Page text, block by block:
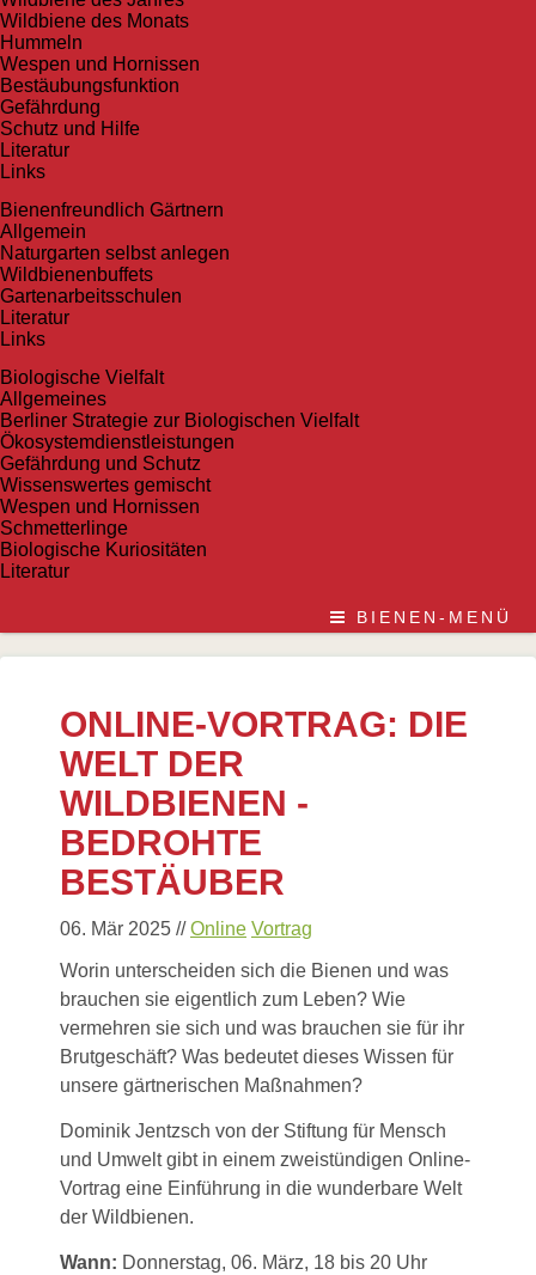
Wildbiene des Monats
Hummeln
Wespen und Hornissen
Bestäubungsfunktion
Gefährdung
Schutz und Hilfe
Literatur
Links
Bienen­freundlich Gärtnern
Allgemein
Naturgarten selbst anlegen
Wildbienenbuffets
Gartenarbeitsschulen
Literatur
Links
Biologische Vielfalt
Allgemeines
Berliner Strategie zur Biologischen Vielfalt
Ökosystemdienstleistungen
Gefährdung und Schutz
Wissenswertes gemischt
Wespen und Hornissen
Schmetterlinge
Biologische Kuriositäten
Literatur
BIENEN-MENÜ
ONLINE-VORTRAG: DIE
WELT DER
WILDBIENEN -
BEDROHTE
BESTÄUBER
06. Mär 2025 //Online Vortrag
Worin unterscheiden sich die Bienen und was
brauchen sie eigentlich zum Leben? Wie
vermehren sie sich und was brauchen sie für ihr
Brutgeschäft? Was bedeutet dieses Wissen für
unsere gärtnerischen Maßnahmen?
Dominik Jentzsch von der Stiftung für Mensch
und Umwelt gibt in einem zweistündigen Online-
Vortrag eine Einführung in die wunderbare Welt
der Wildbienen.
Wann: Donnerstag, 06. März, 18 bis 20 Uhr